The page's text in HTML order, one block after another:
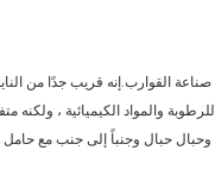
القوارب.إنه قريب جدًا من
للرطوبة والمواد الكيميائية ،
حبال وجنباً إلى جنب مع حامل